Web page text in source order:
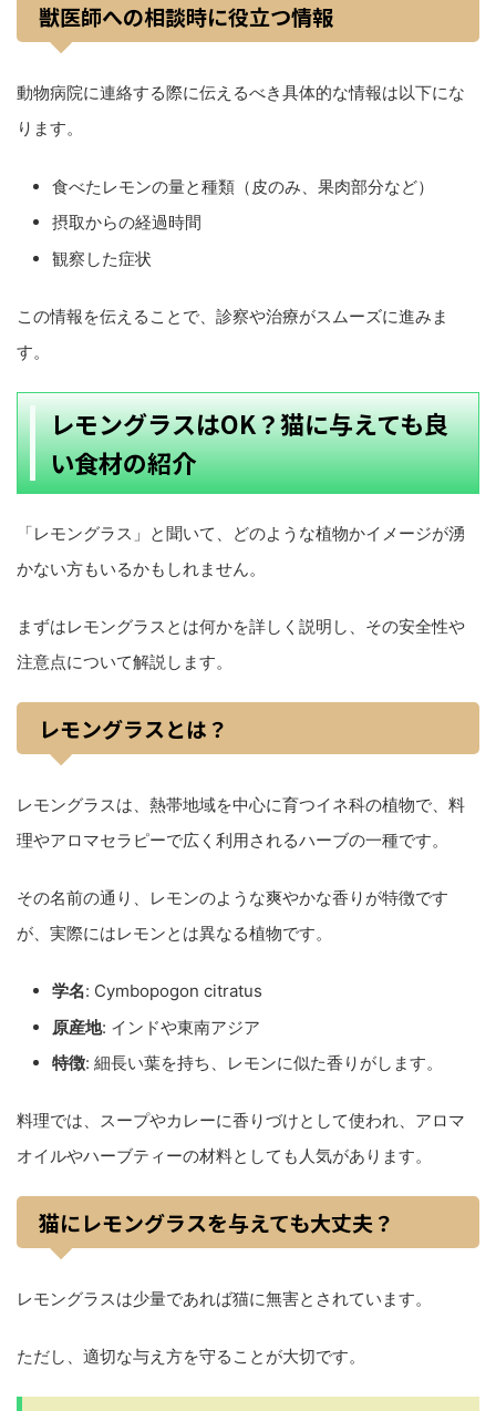
獣医師への相談時に役立つ情報
動物病院に連絡する際に伝えるべき具体的な情報は以下にな
ります。
食べたレモンの量と種類（皮のみ、果肉部分など）
摂取からの経過時間
観察した症状
この情報を伝えることで、診察や治療がスムーズに進みま
す。
レモングラスはOK？猫に与えても良
い食材の紹介
「レモングラス」と聞いて、どのような植物かイメージが湧
かない方もいるかもしれません。
まずはレモングラスとは何かを詳しく説明し、その安全性や
注意点について解説します。
レモングラスとは？
レモングラスは、熱帯地域を中心に育つイネ科の植物で、料
理やアロマセラピーで広く利用されるハーブの一種です。
その名前の通り、レモンのような爽やかな香りが特徴です
が、実際にはレモンとは異なる植物です。
学名: Cymbopogon citratus
原産地: インドや東南アジア
特徴: 細長い葉を持ち、レモンに似た香りがします。
料理では、スープやカレーに香りづけとして使われ、アロマ
オイルやハーブティーの材料としても人気があります。
猫にレモングラスを与えても大丈夫？
レモングラスは少量であれば猫に無害とされています。
ただし、適切な与え方を守ることが大切です。